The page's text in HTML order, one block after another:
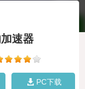
速器
PC下载